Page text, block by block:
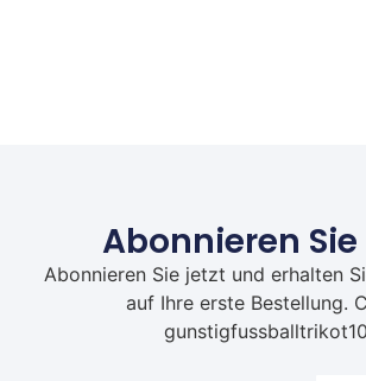
Abonnieren
Abonnieren Sie jetzt und erhalten
auf Ihre erste Bestellung.
gunstigfussballtrikot10